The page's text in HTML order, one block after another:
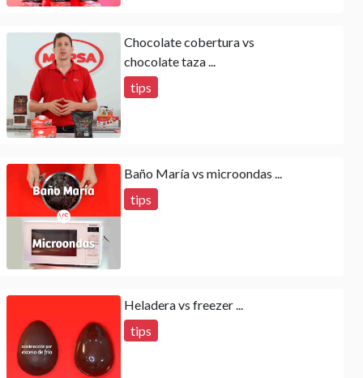
Chocolate cobertura vs
chocolate taza ...
tips
Baño María vs microondas ...
tips
Heladera vs freezer ...
tips